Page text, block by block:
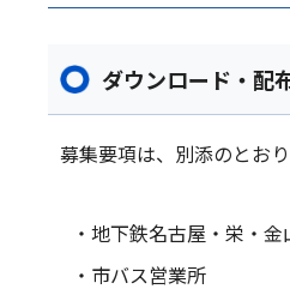
ダウンロード・配
募集要項は、別添のとお
・地下鉄名古屋・栄・
・市バス営業所